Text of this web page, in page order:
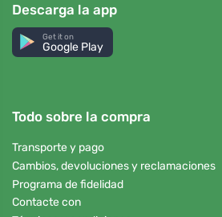
Descarga la app
Get it on
Google Play
Todo sobre la compra
Transporte y pago
Cambios, devoluciones y reclamaciones
Programa de fidelidad
Contacte con